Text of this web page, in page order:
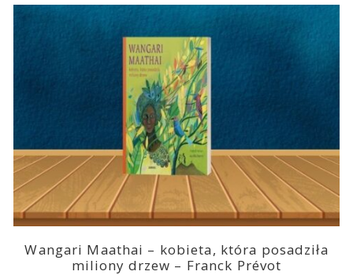
Wangari Maathai – kobieta, która posadziła
miliony drzew – Franck Prévot